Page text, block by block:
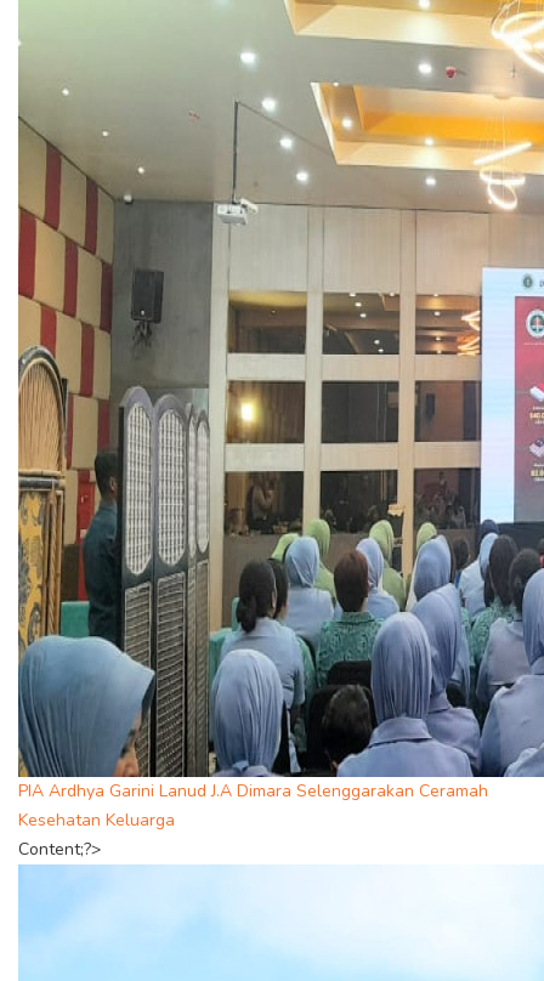
PIA Ardhya Garini Lanud J.A Dimara Selenggarakan Ceramah
Kesehatan Keluarga
Content;?>